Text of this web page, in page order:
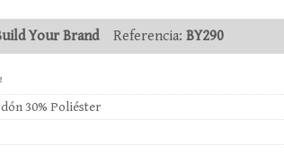
Your BrandReferencia: BY290
30% Poliéster